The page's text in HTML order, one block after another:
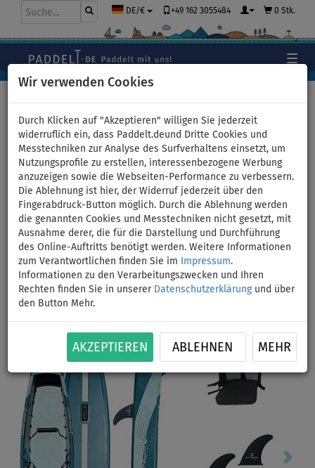
Wir verwenden Cookies
Durch Klicken auf "Akzeptieren" willigen Sie jederzeit
widerruflich ein, dass Paddelt.deund Dritte Cookies und
Messtechniken zur Analyse des Surfverhaltens einsetzt, um
Nutzungsprofile zu erstellen, interessenbezogene Werbung
anzuzeigen sowie die Webseiten-Performance zu verbessern.
Die Ablehnung ist hier, der Widerruf jederzeit über den
Fingerabdruck-Button möglich. Durch die Ablehnung werden
die genannten Cookies und Messtechniken nicht gesetzt, mit
Ausnahme derer, die für die Darstellung und Durchführung
des Online-Auftritts benötigt werden. Weitere Informationen
zum Verantwortlichen finden Sie im
Impressum.
Informationen zu den Verarbeitungszwecken und Ihren
Rechten finden Sie in unserer Datenschutzerklärungund über
den Button Mehr.
AKZEPTIEREN ABLEHNEN MEHR
DE/€ +49 162 3055484 0 Stk.
Kajak Spinera Molveno 380 -
aufblasbares Kajak 1-Person -
Variante: ohne Paddel
BIS
-10 %
VERSAND
GRATIS
Previous